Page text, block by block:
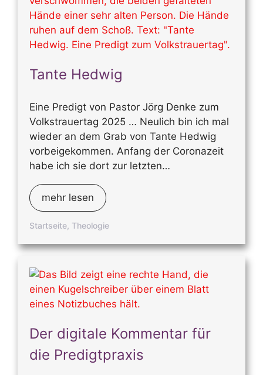
Tante Hedwig
Startseite, Theologie
Eine Predigt von Pastor Jörg Denke zum
Volkstrauertag 2025 … Neulich bin ich mal
wieder an dem Grab von Tante Hedwig
vorbeigekommen. Anfang der Coronazeit
habe ich sie dort zur letzten…
mehr lesen
Der digitale Kommentar für
die Predigtpraxis